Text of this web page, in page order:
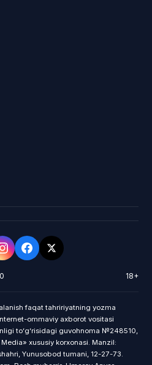
18+
faqat tahririyatning yozma
ommaviy axborot vositasi
toʻgʻrisidagi guvohnoma №248510,
xususiy korxonasi. Manzil:
Yunusobod tumani, 12-27-73.